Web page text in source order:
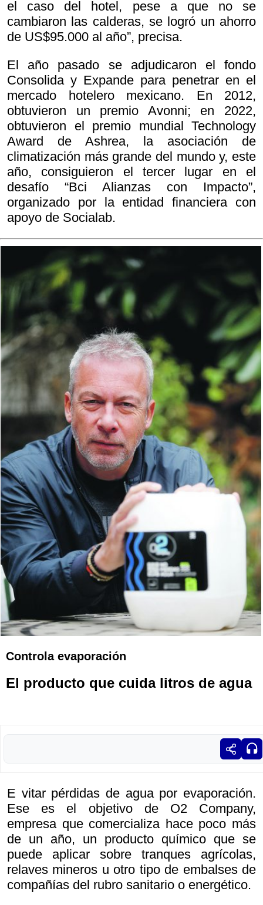
el caso del hotel, pese a que no se
cambiaron las calderas, se logró un ahorro
de US$95.000 al año”, precisa.
El año pasado se adjudicaron el fondo
Consolida y Expande para penetrar en el
mercado hotelero mexicano. En 2012,
obtuvieron un premio Avonni; en 2022,
obtuvieron el premio mundial Technology
Award de Ashrea, la asociación de
climatización más grande del mundo y, este
año, consiguieron el tercer lugar en el
desafío “Bci Alianzas con Impacto”,
organizado por la entidad financiera con
apoyo de Socialab.
Controla evaporación
El producto que cuida litros de agua
E vitar pérdidas de agua por evaporación.
Ese es el objetivo de O2 Company,
empresa que comercializa hace poco más
de un año, un producto químico que se
puede aplicar sobre tranques agrícolas,
relaves mineros u otro tipo de embalses de
compañías del rubro sanitario o energético.